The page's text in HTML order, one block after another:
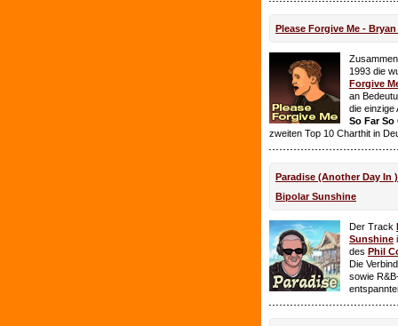
Please Forgive Me -
1993 die
Forgive
an
die einzige
So Far So
zweiten Top 10 Charthit in
Paradise (Another Day In
Bipolar Sunshine
Der Track
Sunshine
des Phil
Die
sowie